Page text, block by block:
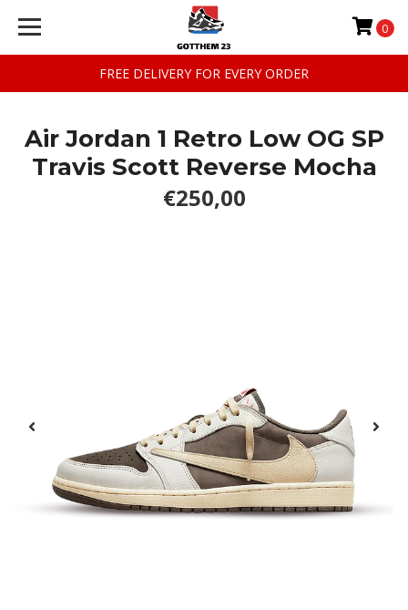
FREE DELIVERY FOR EVERY ORDER
0
Air Jordan 1 Retro Low OG SP
Travis Scott Reverse Mocha
€250,00